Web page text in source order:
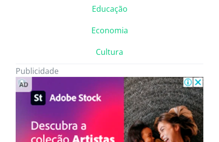
Educação
Economia
Cultura
Publicidade